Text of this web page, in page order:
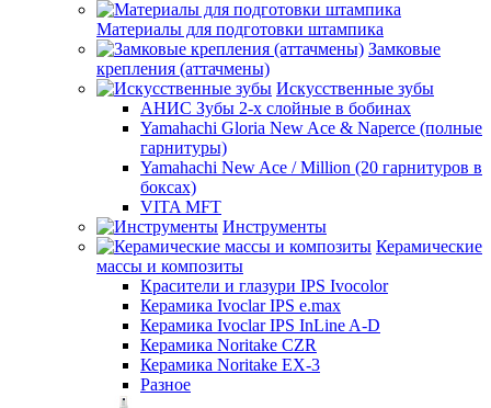
Материалы для подготовки штампика
Замковые
крепления (аттачмены)
Искусственные зубы
АНИС Зубы 2-х слойные в бобинах
Yamahachi Gloria New Ace & Naperce (полные
гарнитуры)
Yamahachi New Ace / Million (20 гарнитуров в
боксах)
VITA MFT
Инструменты
Керамические
массы и композиты
Красители и глазури IPS Ivocolor
Керамика Ivoclar IPS e.max
Керамика Ivoclar IPS InLine A-D
Керамика Noritake CZR
Керамика Noritake EX-3
Разное